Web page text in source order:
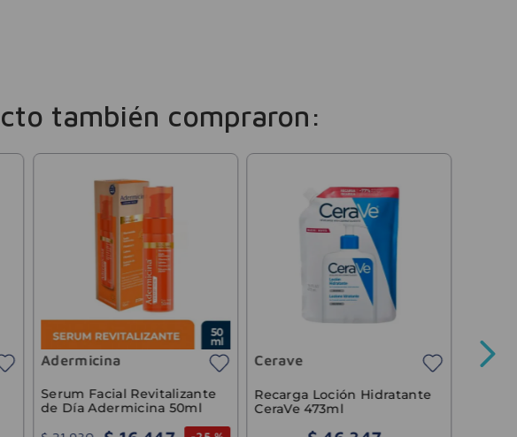
también compraron:
Adermicina
Serum Facial Revitalizante
de Día Adermicina 50ml
Cerave
Recarga Loción Hidratante
CeraVe 473ml